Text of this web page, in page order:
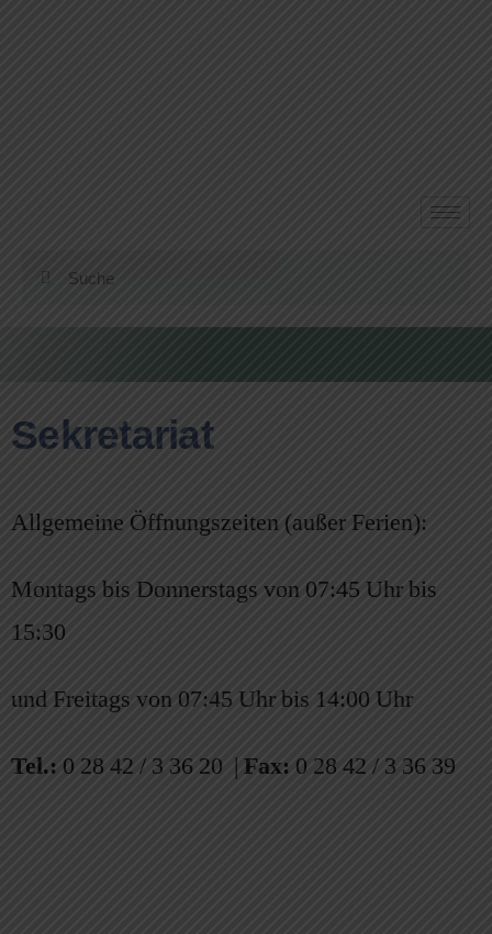
Sekretariat
Allgemeine Öffnungszeiten (außer Ferien):
Montags bis Donnerstags von 07:45 Uhr bis
15:30
und Freitags von 07:45 Uhr bis 14:00 Uhr
Tel.: 0 28 42 / 3 36 20 | Fax: 0 28 42 / 3 36 39